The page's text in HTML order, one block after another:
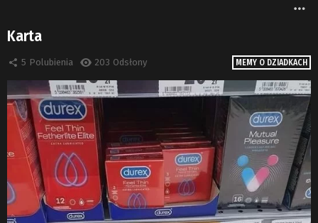
MEMY O DZIADKACH
Karta
5 Polubienia 203 Odsłony